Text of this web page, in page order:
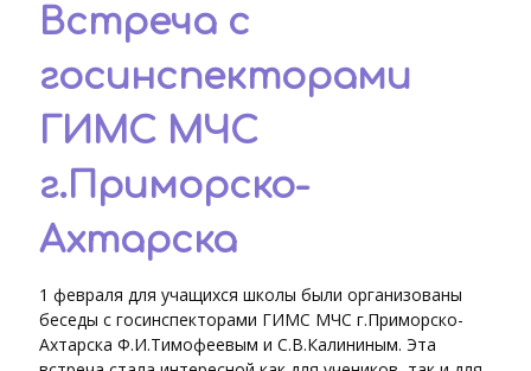
Встреча с
госинспекторами
ГИМС МЧС
г.Приморско-
Ахтарска
1 февраля для учащихся школы были организованы
беседы с госинспекторами ГИМС МЧС г.Приморско-
Ахтарска Ф.И.Тимофеевым и С.В.Калининым. Эта